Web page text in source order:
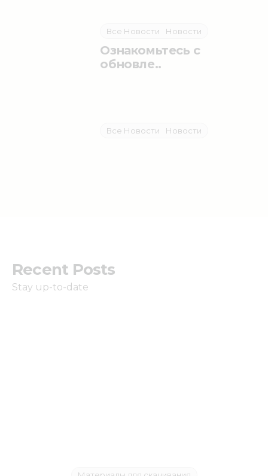
Все Новости Новости
Ознакомьтесь с
обновле..
Все Новости Новости
Recent Posts
Stay up-to-date